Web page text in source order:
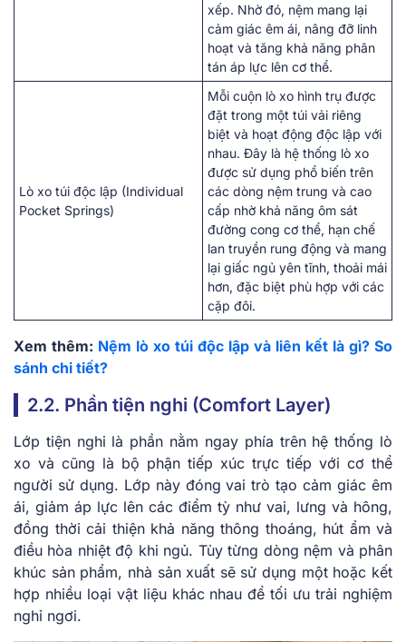
xếp. Nhờ đó, nệm mang lại
cảm giác êm ái, nâng đỡ linh
hoạt và tăng khả năng phân
tán áp lực lên cơ thể.
Lò xo túi độc lập (Individual
Pocket Springs)
Mỗi cuộn lò xo hình trụ được
đặt trong một túi vải riêng
biệt và hoạt động độc lập với
nhau. Đây là hệ thống lò xo
được sử dụng phổ biến trên
các dòng nệm trung và cao
cấp nhờ khả năng ôm sát
đường cong cơ thể, hạn chế
lan truyền rung động và mang
lại giấc ngủ yên tĩnh, thoải mái
hơn, đặc biệt phù hợp với các
cặp đôi.
Xem thêm: Nệm lò xo túi độc lập và liên kết là gì? So
sánh chi tiết?
2.2. Phần tiện nghi (Comfort Layer)
Lớp tiện nghi là phần nằm ngay phía trên hệ thống lò
xo và cũng là bộ phận tiếp xúc trực tiếp với cơ thể
người sử dụng. Lớp này đóng vai trò tạo cảm giác êm
ái, giảm áp lực lên các điểm tỳ như vai, lưng và hông,
đồng thời cải thiện khả năng thông thoáng, hút ẩm và
điều hòa nhiệt độ khi ngủ. Tùy từng dòng nệm và phân
khúc sản phẩm, nhà sản xuất sẽ sử dụng một hoặc kết
hợp nhiều loại vật liệu khác nhau để tối ưu trải nghiệm
nghỉ ngơi.